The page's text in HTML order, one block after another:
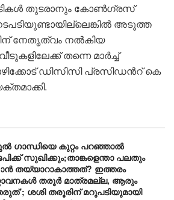
തുടരാനും കോൺഗ്രസ്
നടപടിയുണ്ടായില്ലെങ്കിൽ അടുത്ത
നേതൃത്വം നൽകിയ
തന്നെ മാർച്ച്
ഡിസിസി പ്രസിഡൻറ് കെ
ഗാന്ധിയെ കുറ്റം പറഞ്ഞാൽ
സുഖിക്കും;താങ്കളെന്താ പലതും
തയ്യാറാകാത്തത്? ഇത്തരം
തരൂർ മാത്രമല്ല, ആരും
ശശി തരൂരിന് മറുപടിയുമായി